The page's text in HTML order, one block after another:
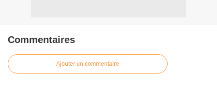
Commentaires
Ajouter un commentaire